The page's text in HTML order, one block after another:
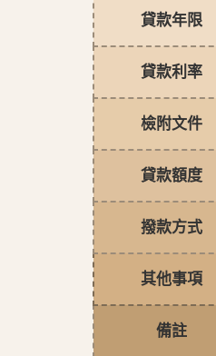
貸款年限
貸款利率
檢附文件
貸款額度
撥款方式
其他事項
備註